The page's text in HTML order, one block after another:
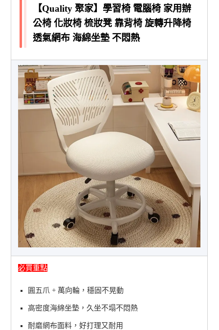
【Quality 聚家】學習椅 電腦椅 家用辦
公椅 化妝椅 梳妝凳 靠背椅 旋轉升降椅
透氣網布 海綿坐墊 不悶熱
必買重點
圓五爪 + 萬向輪，穩固不晃動
高密度海綿坐墊，久坐不塌不悶熱
耐磨網布面料，好打理又耐用